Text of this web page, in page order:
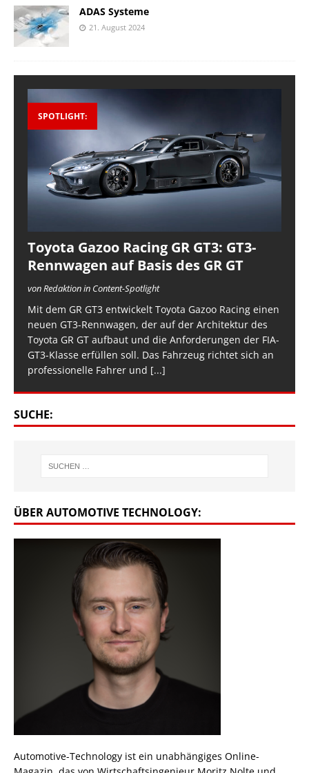
ADAS Systeme
21. August 2024
SPOTLIGHT:
Toyota Gazoo Racing GR GT3: GT3-
Rennwagen auf Basis des GR GT
von Redaktion in Content-Spotlight
Mit dem GR GT3 entwickelt Toyota Gazoo Racing einen
neuen GT3-Rennwagen, der auf der Architektur des
Toyota GR GT aufbaut und die Anforderungen der FIA-
GT3-Klasse erfüllen soll. Das Fahrzeug richtet sich an
professionelle Fahrer und [...]
SUCHE:
ÜBER AUTOMOTIVE TECHNOLOGY:
Automotive-Technology ist ein unabhängiges Online-